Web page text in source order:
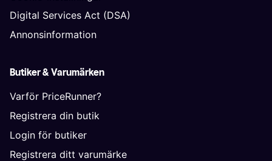
Digital Services Act (DSA)
Annonsinformation
Butiker & Varumärken
Varför PriceRunner?
Registrera din butik
Login för butiker
Registrera ditt varumärke